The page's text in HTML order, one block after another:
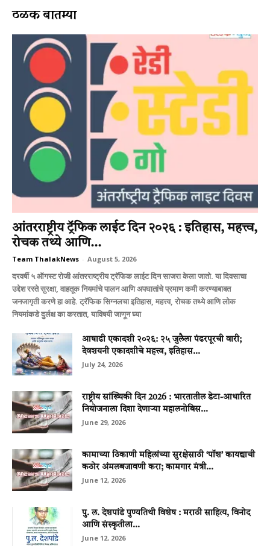
ठळक बातम्या
आंतरराष्ट्रीय ट्रॅफिक लाईट दिन २०२६ : इतिहास, महत्त्व,
रोचक तथ्ये आणि...
Team ThalakNews - August 5, 2026
दरवर्षी ५ ऑगस्ट रोजी आंतरराष्ट्रीय ट्रॅफिक लाईट दिन साजरा केला जातो. या दिवसाचा
उद्देश रस्ते सुरक्षा, वाहतूक नियमांचे पालन आणि अपघातांचे प्रमाण कमी करण्याबाबत
जनजागृती करणे हा आहे. ट्रॅफिक सिग्नलचा इतिहास, महत्त्व, रोचक तथ्ये आणि लोक
नियमांकडे दुर्लक्ष का करतात, याविषयी जाणून घ्या
आषाढी एकादशी २०२६: २५ जुलैला पंढरपूरची वारी;
देवशयनी एकादशीचे महत्त्व, इतिहास...
July 24, 2026
राष्ट्रीय सांख्यिकी दिन 2026 : भारतातील डेटा-आधारित
नियोजनाला दिशा देणाऱ्या महालनोबिस...
June 29, 2026
कामाच्या ठिकाणी महिलांच्या सुरक्षेसाठी ‘पॉश’ कायद्याची
कठोर अंमलबजावणी करा; कामगार मंत्री...
June 12, 2026
पु. ल. देशपांडे पुण्यतिथी विशेष : मराठी साहित्य, विनोद
आणि संस्कृतीला...
June 12, 2026